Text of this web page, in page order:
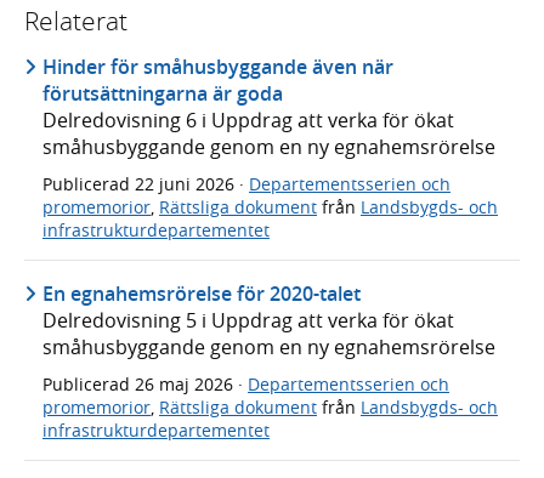
Relaterat
Hinder för småhusbyggande även när
förutsättningarna är goda
Delredovisning 6 i Uppdrag att verka för ökat
småhusbyggande genom en ny egnahemsrörelse
Publicerad 22 juni 2026 · Departementsserien och
promemorior, Rättsliga dokument från Landsbygds- och
infrastrukturdepartementet
En egnahemsrörelse för 2020-talet
Delredovisning 5 i Uppdrag att verka för ökat
småhusbyggande genom en ny egnahemsrörelse
Publicerad 26 maj 2026 · Departementsserien och
promemorior Rättsliga dokument från Landsbygds- och
infrastrukturdepartementet